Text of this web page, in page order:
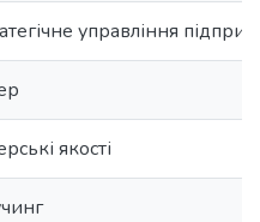
управління
якості